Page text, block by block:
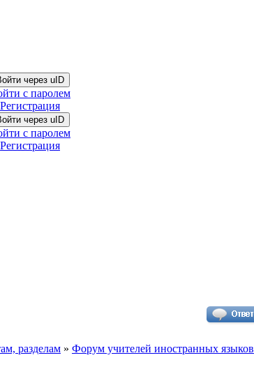
через uID
с паролем
Регистрация
через uID
с паролем
Регистрация
разделам » Форум учителей иностранных языков